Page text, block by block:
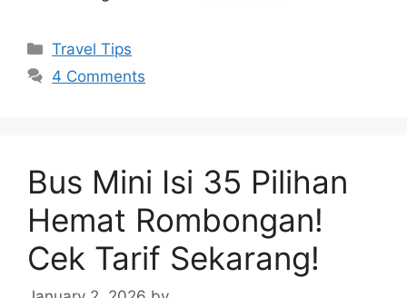
Travel Tips
4 Comments
Bus Mini Isi 35 Pilihan
Hemat Rombongan!
Cek Tarif Sekarang!